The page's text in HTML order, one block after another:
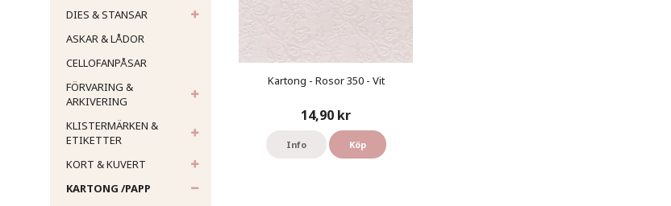
DIES & STANSAR
ASKAR & LÅDOR
CELLOFANPÅSAR
FÖRVARING &
ARKIVERING
KLISTERMÄRKEN &
ETIKETTER
KORT & KUVERT
KARTONG /PAPP
Kartong - Rosor 350 - Vit
14,90 kr
Info Köp